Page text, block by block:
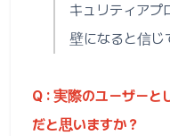
キュリティア
壁になると信じ
Q : 実際のユーザー
だと思いますか？